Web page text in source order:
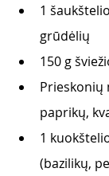
1
grūdėlių
150 g
Prieskonių
paprikų,
1
(bazilikų,